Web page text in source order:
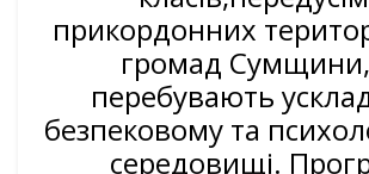
прикордонних
громад Сумщини,
перебувають
безпековому та
середовищі.